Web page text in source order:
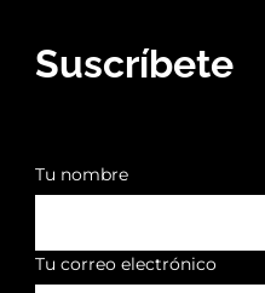
Suscríbete
Tu nombre
Tu correo electrónico